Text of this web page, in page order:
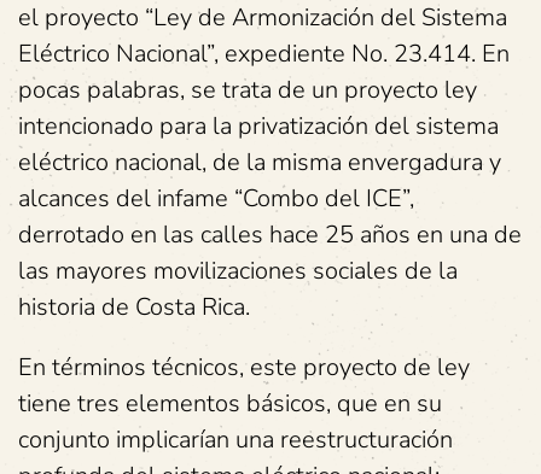
el proyecto “Ley de Armonización del Sistema
Eléctrico Nacional”, expediente No. 23.414. En
pocas palabras, se trata de un proyecto ley
intencionado para la privatización del sistema
eléctrico nacional, de la misma envergadura y
alcances del infame “Combo del ICE”,
derrotado en las calles hace 25 años en una de
las mayores movilizaciones sociales de la
historia de Costa Rica.
En términos técnicos, este proyecto de ley
tiene tres elementos básicos, que en su
conjunto implicarían una reestructuración